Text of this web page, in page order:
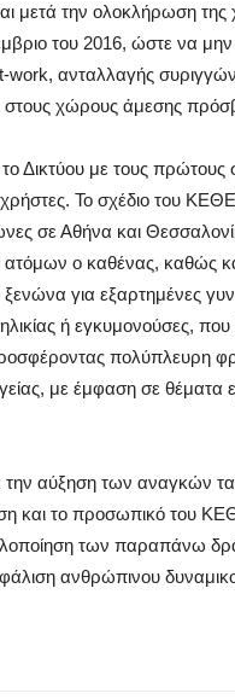
μετά την ολοκλήρωση της
του 2016, ώστε να
work, ανταλλαγής
στους χώρους άμεσης
Δικτύου με τους
Το σχέδιο του
σε Αθήνα και
ατόμων ο καθένας, καθώς
ξενώνα για εξαρτημένες
ή εγκυμονούσες, που
πολύπλευρη
με έμφαση σε θέματα
αύξηση των αναγκών τα
και το προσωπικό του
των παραπάνω
ανθρώπινου